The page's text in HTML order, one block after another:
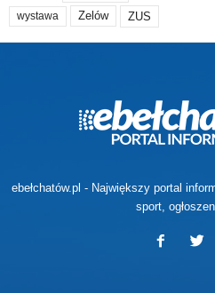
wystawa Zelów ZUS
ebełchatów.pl - Największy portal
sport,